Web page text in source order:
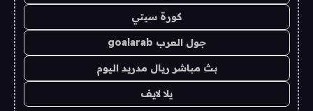
كورة سيتي
جول العرب goalarab
بث مباشر ريال مدريد اليوم
يلا لايف